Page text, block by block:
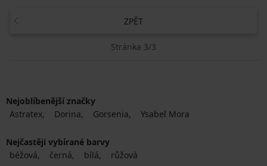
ZPĚT
Stránka 3/3
Nejoblíbenější značky
Astratex
Dorina Gorsenia Ysabel Mora
Nejčastěji vybírané barvy
béžová
černá bílá růžová